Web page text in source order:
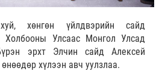
хөнгөн үйлдвэрийн сайд
Улсаас Монгол Улсад
эрхт Элчин сайд Алексей
хүлээн авч уулзлаа.